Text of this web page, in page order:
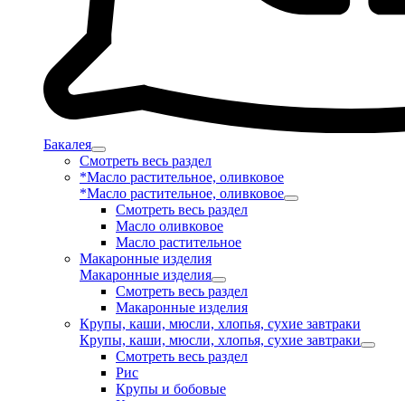
Бакалея
Смотреть весь раздел
*Масло растительное, оливковое
*Масло растительное, оливковое
Смотреть весь раздел
Масло оливковое
Масло растительное
Макаронные изделия
Макаронные изделия
Смотреть весь раздел
Макаронные изделия
Крупы, каши, мюсли, хлопья, сухие завтраки
Крупы, каши, мюсли, хлопья, сухие завтраки
Смотреть весь раздел
Рис
Крупы и бобовые